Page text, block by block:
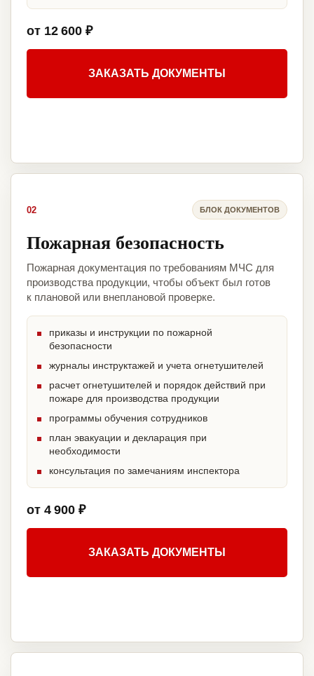
от 12 600 ₽
ЗАКАЗАТЬ ДОКУМЕНТЫ
02 БЛОК ДОКУМЕНТОВ
Пожарная безопасность
Пожарная документация по требованиям МЧС для
производства продукции, чтобы объект был готов
к плановой или внеплановой проверке.
приказы и инструкции по пожарной
безопасности
журналы инструктажей и учета огнетушителей
расчет огнетушителей и порядок действий при
пожаре для производства продукции
программы обучения сотрудников
план эвакуации и декларация при
необходимости
консультация по замечаниям инспектора
от 4 900 ₽
ЗАКАЗАТЬ ДОКУМЕНТЫ